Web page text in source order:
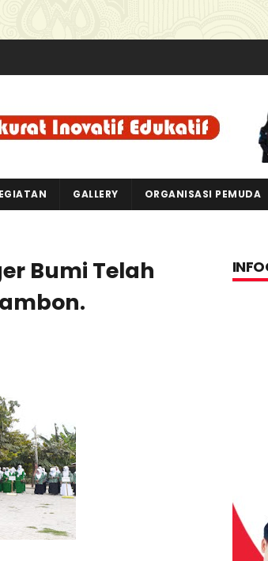
GALLERY ORGANISASI PEMUDA
Bumi Telah